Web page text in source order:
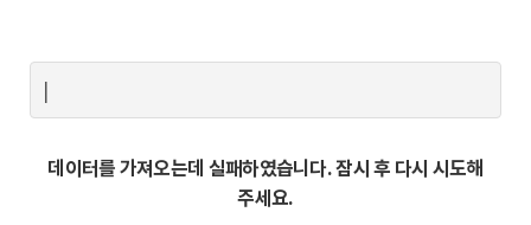
인
이
동
데이터를 가져오는데 실패하였습니다. 잠시 후 다시 시도해
주세요.